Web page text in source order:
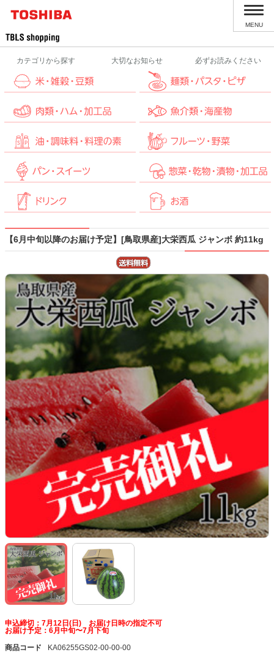
MENU
カテゴリから探す 大切なお知らせ 必ずお読みください
【6月中旬以降のお届け予定】[鳥取県産]大栄西瓜 ジャンボ 約11kg
申込締切：7月12日(日) お届け日時の指定不可
お届け予定：6月中旬〜7月下旬
商品コード
KA06255GS02-00-00-00